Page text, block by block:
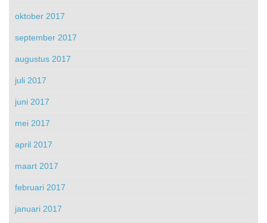
oktober 2017
september 2017
augustus 2017
juli 2017
juni 2017
mei 2017
april 2017
maart 2017
februari 2017
januari 2017